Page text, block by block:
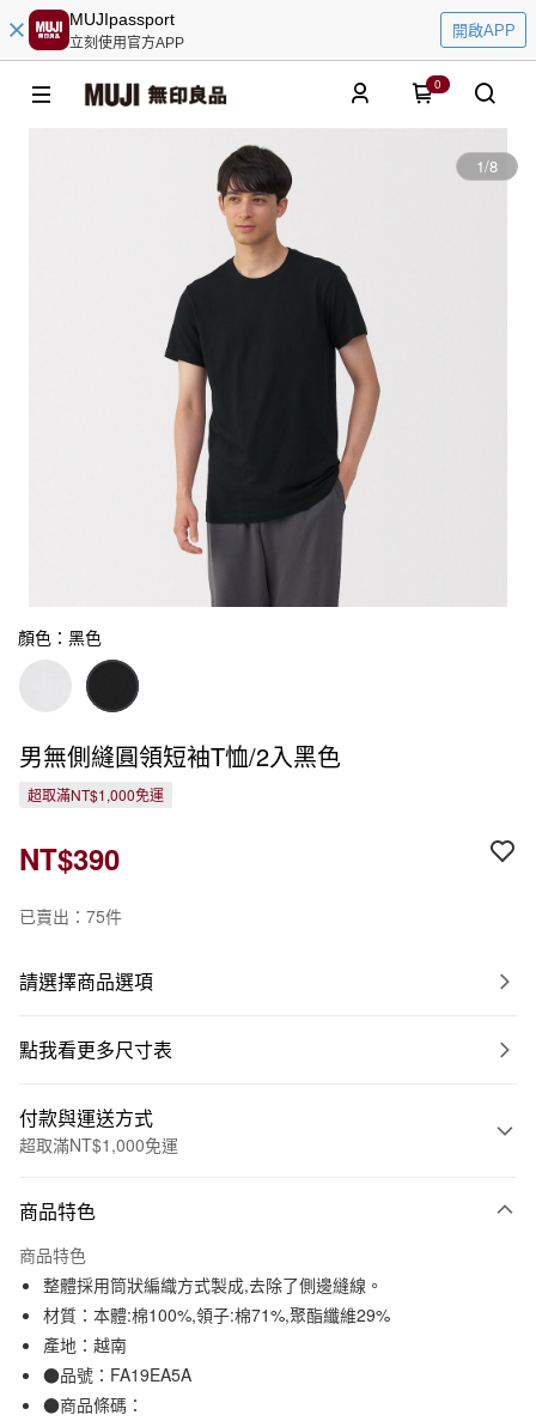
MUJIpassport
立刻使用官方APP
開啟APP
0
1/8
顏色：黑色
男無側縫圓領短袖T恤/2入黑色
超取滿NT$1,000免運
NT$390
已賣出：75件
請選擇商品選項
點我看更多尺寸表
付款與運送方式
超取滿NT$1,000免運
信用卡一次付款
信用卡分期付款
3 期 0 利率 每期NT$130
合作金庫商業銀行
華南商業銀行
上海商業儲蓄銀行
超商取貨付款
LINE Pay
商品特色
商品特色
整體採用筒狀編織方式製成,去除了側邊縫線。
材質：本體:棉100%,領子:棉71%,聚酯纖維29%
產地：越南
●品號：FA19EA5A
●商品條碼：